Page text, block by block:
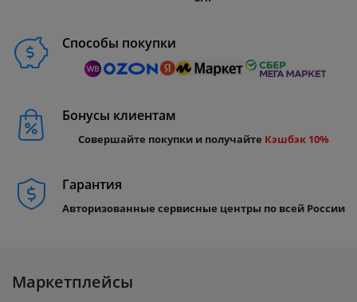
Способы покупки
Бонусы клиентам
Совершайте покупки и получайте Кэшбэк 10%
Гарантия
Авторизованные сервисные центры по всей России
Маркетплейсы